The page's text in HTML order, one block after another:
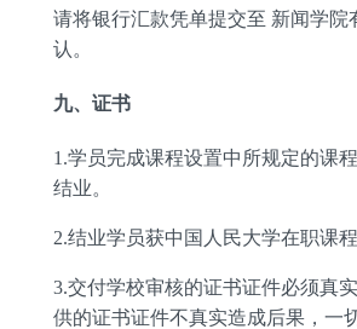
请将银行汇款凭单提交至 新闻学院
认。
九、证书
1.学员完成课程设置中所规定的课
结业。
2.结业学员获中国人民大学在职课
3.交付学校审核的证书证件必须真
供的证书证件不真实造成后果，一